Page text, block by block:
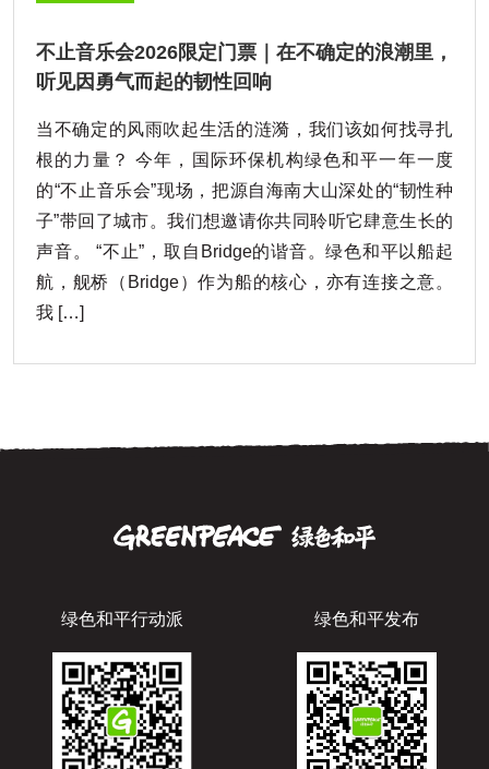
不止音乐会2026限定门票｜在不确定的浪潮里，
听见因勇气而起的韧性回响
当不确定的风雨吹起生活的涟漪，我们该如何找寻扎
根的力量？ 今年，国际环保机构绿色和平一年一度
的“不止音乐会”现场，把源自海南大山深处的“韧性种
子”带回了城市。我们想邀请你共同聆听它肆意生长的
声音。 “不止”，取自Bridge的谐音。绿色和平以船起
航，舰桥（Bridge）作为船的核心，亦有连接之意。
我 […]
绿色和平行动派 绿色和平发布